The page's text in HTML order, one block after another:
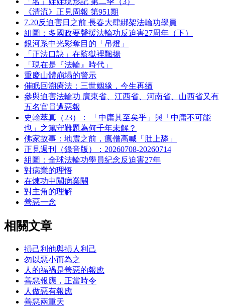
《清流》正見周報 第951期
7.20反迫害日之前 長春大肆綁架法輪功學員
組圖：多國政要聲援法輪功反迫害27周年（下）
銀河系中光彩奪目的「吊燈」
「正法口訣」在監獄裡飄揚
「現在是『法輪』時代」
重慶山體崩塌的警示
催眠回溯療法：三世姻緣，今生再續
參與迫害法輪功 廣東省、江西省、河南省、山西省又有
五名官員遭惡報
史翰萃真（23）： 「中庸其至矣乎」與「中庸不可能
也」之篤守難題為何千年未解？
佛家故事：地震之前，瘋僧高喊「肚上舔」
正見週刊（錄音版）：20260708-20260714
組圖：全球法輪功學員紀念反迫害27年
對病業的理悟
在煉功中闖病業關
對主角的理解
善惡一念
相關文章
損己利他與損人利己
勿以惡小而為之
人的福禍是善惡的報應
善惡報應，正當時令
人做惡有報應
善惡兩重天